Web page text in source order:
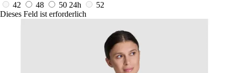
42
48 50 24h
52
Dieses Feld ist erforderlich